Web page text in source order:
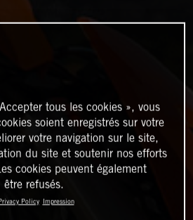
tous les cookies », vous
soient enregistrés sur votre
votre navigation sur le site,
du site et soutenir nos efforts
cookies peuvent également
être refusés.
Policy Impression